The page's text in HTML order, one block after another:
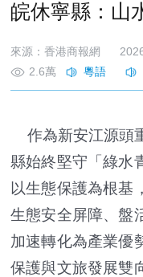
皖休寧縣：山
來源：香港商報網
2.6萬
作為新安江源頭
縣始終堅守「綠水
以生態保護為根基
生態安全屏障、盤
加速轉化為產業優
保護與文旅發展雙